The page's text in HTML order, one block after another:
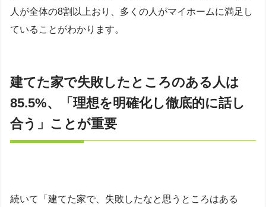
人が全体の8割以上おり、多くの人がマイホームに満足し
ていることがわかります。
建てた家で失敗したところのある人は
85.5%、「理想を明確化し徹底的に話し
合う」ことが重要
続いて「建てた家で、失敗したなと思うところはある